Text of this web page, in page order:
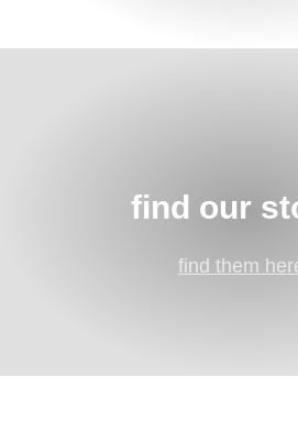
find our
find them